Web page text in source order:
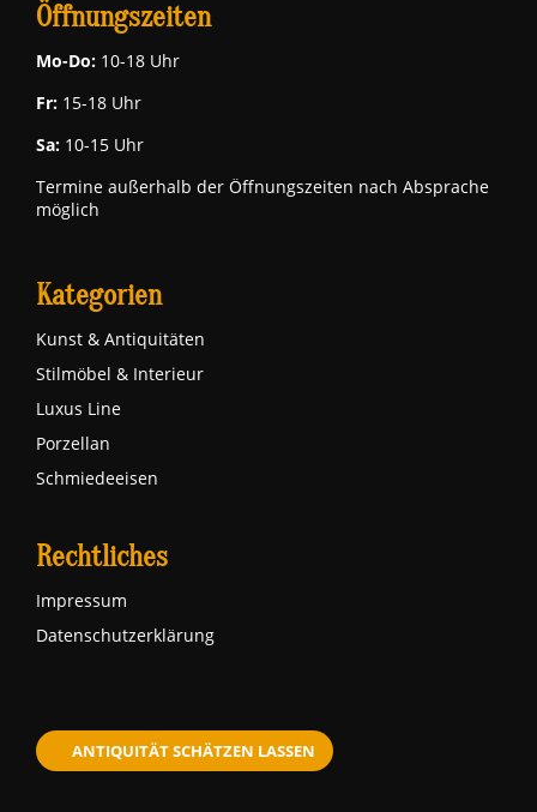
Öffnungszeiten
Mo-Do: 10-18 Uhr
Fr: 15-18 Uhr
Sa: 10-15 Uhr
Termine außerhalb der Öffnungszeiten nach Absprache
möglich
Kategorien
Kunst & Antiquitäten
Stilmöbel & Interieur
Luxus Line
Porzellan
Schmiedeeisen
Rechtliches
Impressum
Datenschutzerklärung
ANTIQUITÄT SCHÄTZEN LASSEN